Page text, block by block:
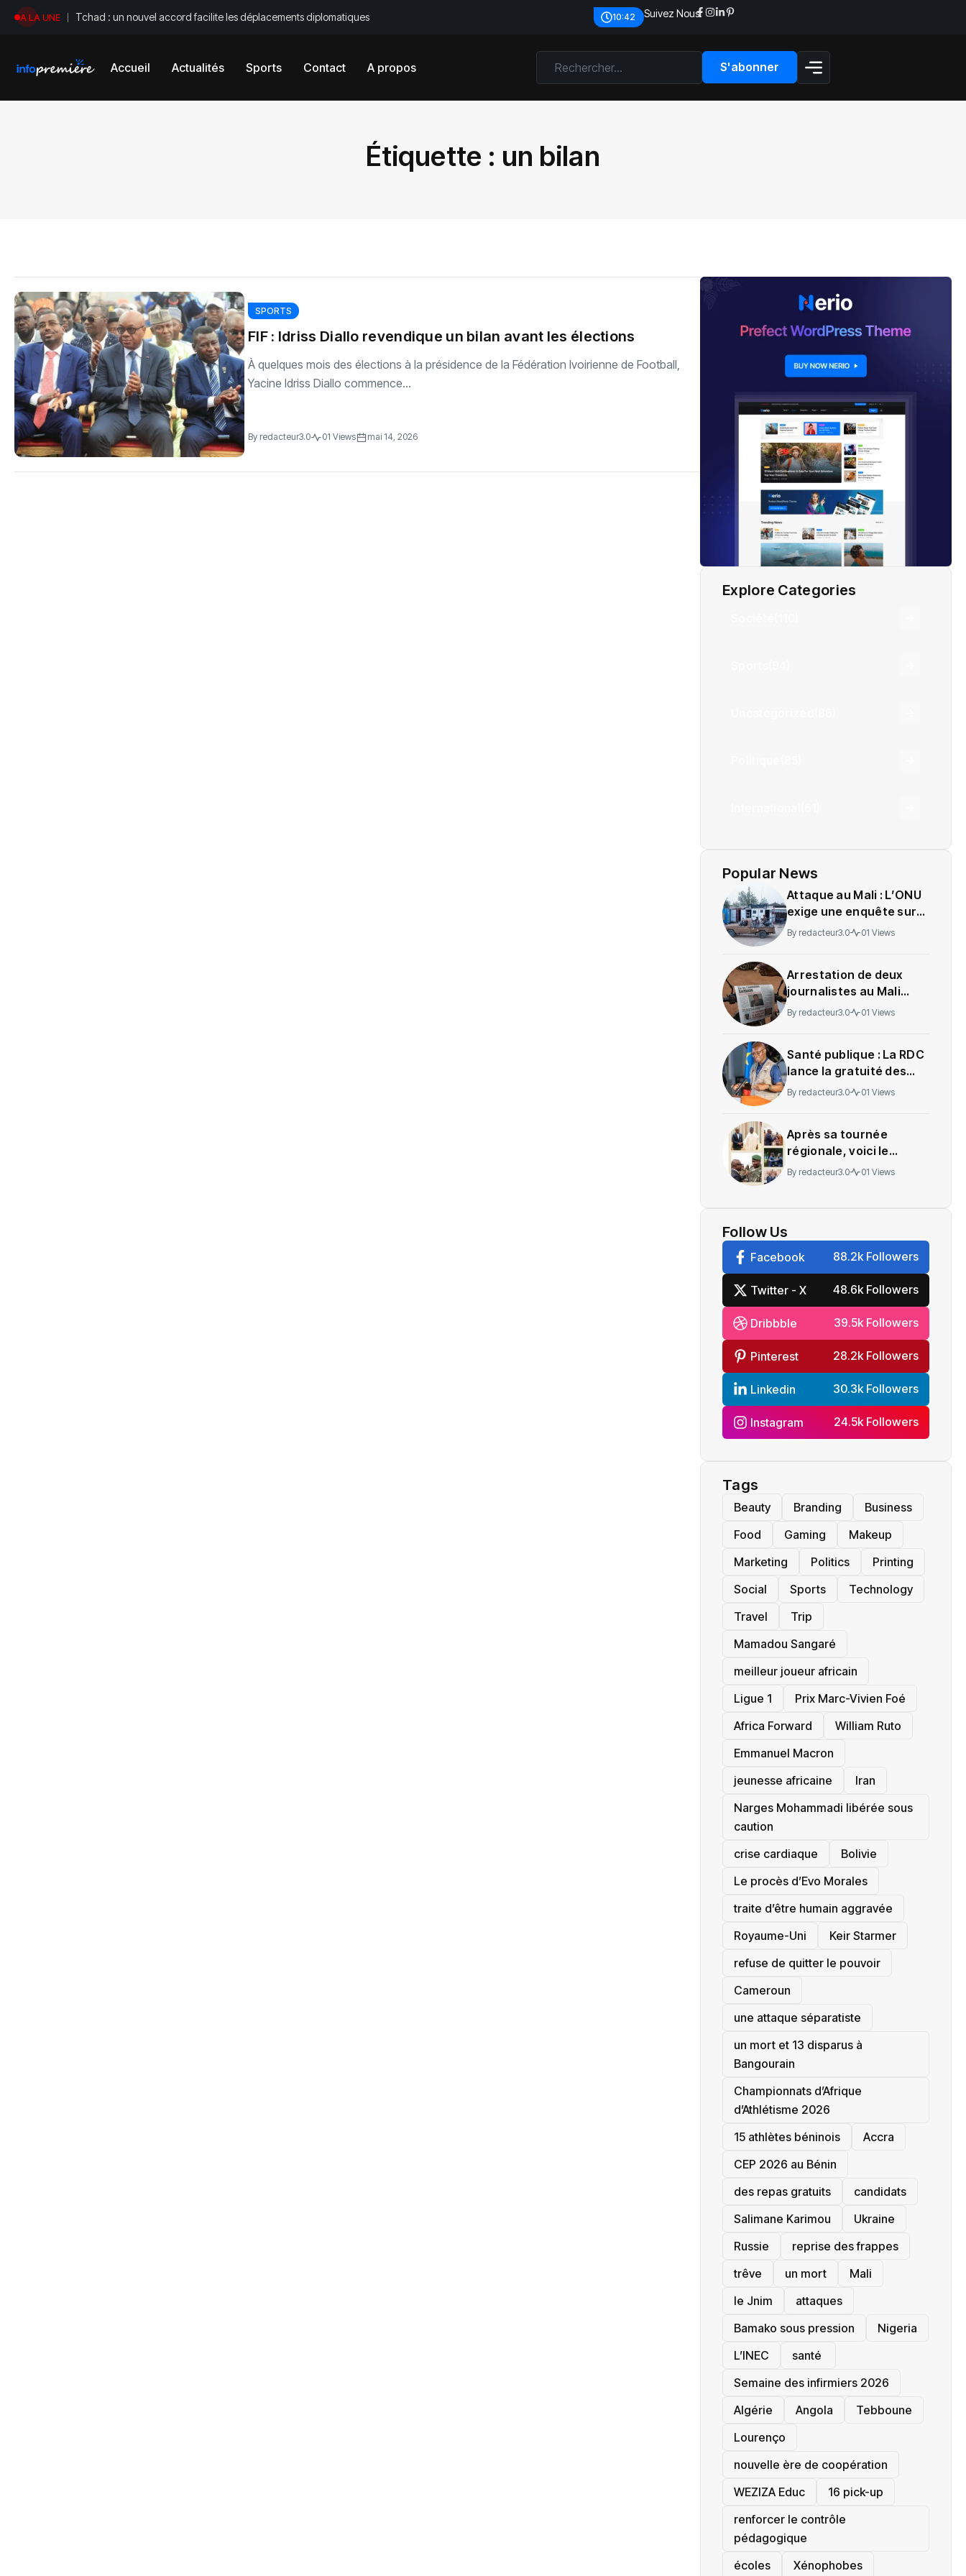
A LA UNE Tchad : un nouvel accord facilite les déplacements diplomatiques 10:42 Suivez Nous:
Accueil Actualités Sports Contact A propos S'abonner
Étiquette : un bilan
SPORTS
‎FIF : Idriss Diallo revendique un bilan avant les élections
‎À quelques mois des élections à la présidence de la Fédération Ivoirienne de Football,
Yacine Idriss Diallo commence...
By redacteur3.0 01 Views mai 14, 2026
Explore Categories
Popular News
Attaque au Mali : L’ONU
exige une enquête sur
des soldats tués
By redacteur3.0 01 Views
Arrestation de deux
journalistes au Mali
provoque une
By redacteur3.0 01 Views
Santé publique : La RDC
lance la gratuité des
soins en Ituri
By redacteur3.0 01 Views
Après sa tournée
régionale, voici le
message de Wadagni
By redacteur3.0 01 Views
Follow Us
Facebook 88.2k Followers
Twitter - X 48.6k Followers
Dribbble 39.5k Followers
Pinterest 28.2k Followers
Linkedin 30.3k Followers
Instagram 24.5k Followers
Tags
Beauty Branding
Business
Food
Gaming
Makeup
Marketing
Politics
Printing
Social
Sports
Technology
Travel
Trip
Mamadou Sangaré
meilleur joueur africain
Ligue 1
Prix Marc-Vivien Foé
‎Africa Forward
William Ruto
Emmanuel Macron
jeunesse africaine
‎Iran
Narges Mohammadi libérée sous
caution
crise cardiaque
‎Bolivie
Le procès d’Evo Morales
traite d’être humain aggravée
‎Royaume-Uni
Keir Starmer
refuse de quitter le pouvoir
‎Cameroun
une attaque séparatiste
un mort et 13 disparus à
Bangourain
‎Championnats d’Afrique
d’Athlétisme 2026
15 athlètes béninois
Accra
‎CEP 2026 au Bénin
des repas gratuits
candidats
Salimane Karimou
Ukraine
Russie
reprise des frappes
trêve
un mort
Mali
le Jnim
attaques
Bamako sous pression
‎Nigeria
L’INEC
santé ‎
Semaine des infirmiers 2026
‎Algérie
Angola
Tebboune
Lourenço
nouvelle ère de coopération
‎WEZIZA Educ
16 pick-up
renforcer le contrôle
pédagogique
écoles
‎Xénophobes